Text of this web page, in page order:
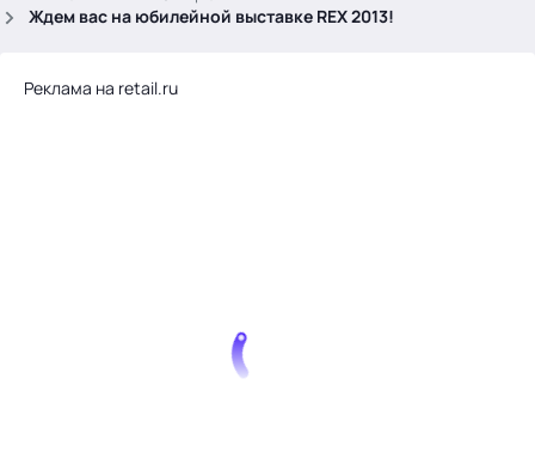
Ждем вас на юбилейной выставке REX 2013!
Реклама на retail.ru